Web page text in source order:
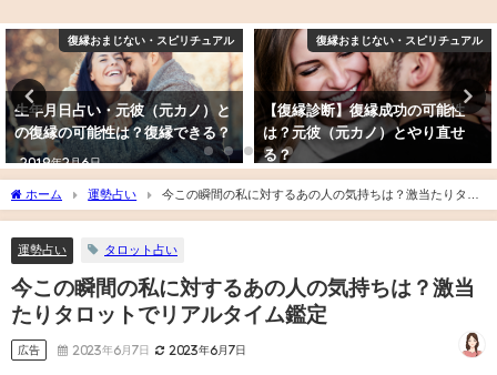
復縁おまじない・スピリチュアル
生年月日占い・元彼（元カノ）と
の復縁の可能性は？復縁できる？
2019年2月6日
復縁おまじない・スピリチュアル
【復縁診断】復縁成功の可能性
は？元彼（元カノ）とやり直せ
る？
ホーム 運勢占い
今この瞬間の私に対するあの人の気持ちは？激当たりタロ
ットでリアルタイム鑑定
運勢占い タロット占い
今この瞬間の私に対するあの人の気持ちは？激当
たりタロットでリアルタイム鑑定
広告 2023年6月7日 2023年6月7日